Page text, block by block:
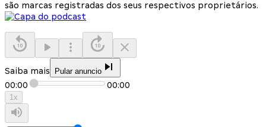
são marcas registradas dos seus respectivos proprietários.
Saiba mais Pular anuncio
00:00 00:00
1x